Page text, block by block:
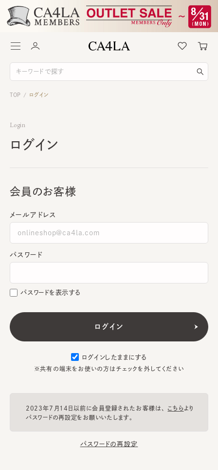
TOP / ログイン
Login
ログイン
会員のお客様
メールアドレス
パスワード
パスワードを表示する
ログインしたままにする
※共有の端末をお使いの方はチェックを外してください
2023年7月14日以前に会員登録されたお客様は、 こちらより
パスワードの再設定をお願いいたします。
パスワードの再設定